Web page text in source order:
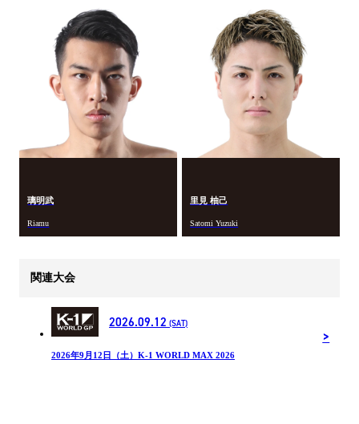
璃明武
Riamu
里見 柚己
Satomi Yuzuki
関連大会
2026.09.12 (SAT)
2026年9月12日（土）K-1 WORLD MAX 2026